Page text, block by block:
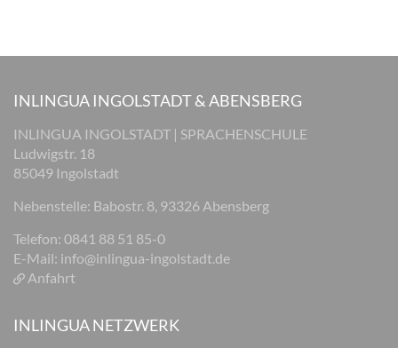
INLINGUA INGOLSTADT & ABENSBERG
INLINGUA INGOLSTADT | SPRACHENSCHULE
Ludwigstr. 18
85049 Ingolstadt
Nebenstelle: Babostr. 8, 93326 Abensberg
Telefon: 0841 88 51 85-0
E-Mail: info@inlingua-ingolstadt.de
Anfahrt
INLINGUA NETZWERK